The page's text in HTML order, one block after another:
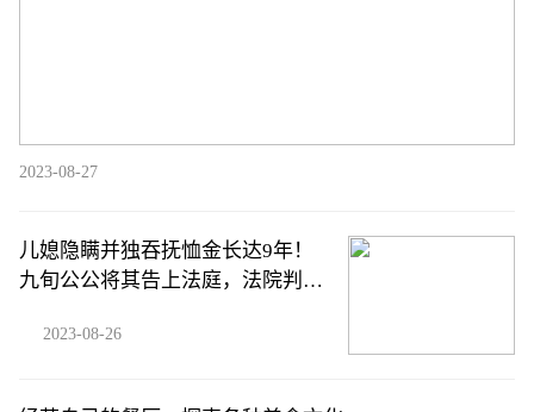
2023-08-27
儿媳隐瞒并独吞抚恤金长达9年！
九旬公公将其告上法庭，法院判
2023-08-26